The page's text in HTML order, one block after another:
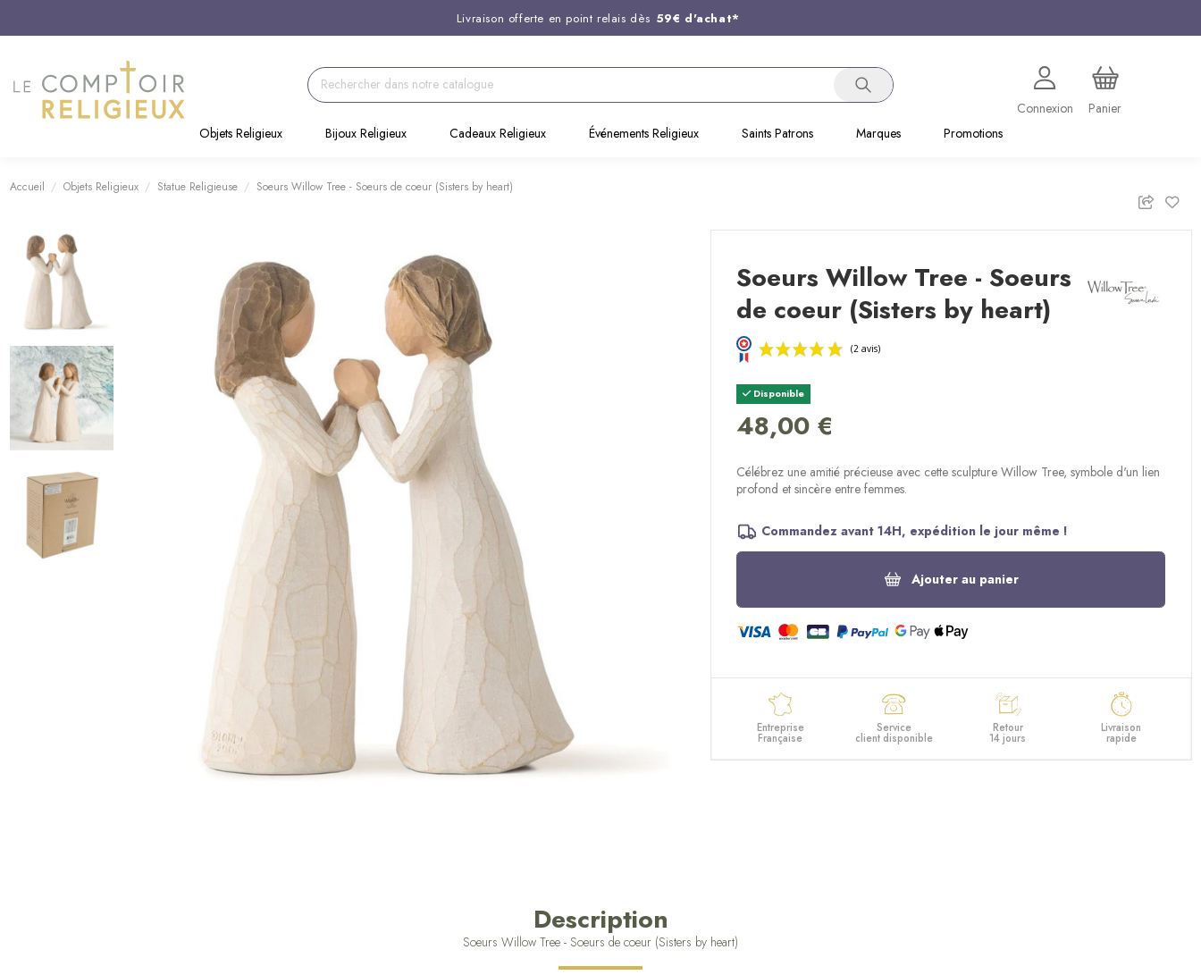
Livraison offerte en point relais dès 59€ d'achat*
Support client disponible au
Commandez avant 14H, expédition le jour même !
Connexion
Panier
Objets Religieux
Bijoux Religieux Cadeaux Religieux Événements Religieux Saints Patrons Marques Promotions
Accueil Objets Religieux Statue Religieuse Soeurs Willow Tree - Soeurs de coeur (Sisters by heart)
Soeurs Willow Tree - Soeurs
de coeur (Sisters by heart)
Disponible
48,00 €
Célébrez une amitié précieuse avec cette sculpture Willow Tree, symbole d'un lien
profond et sincère entre femmes.
Commandez avant 14H, expédition le jour même !
Ajouter au panier
Entreprise
Française
Service
client disponible
Retour
14 jours
Livraison
rapide
Description
Soeurs Willow Tree - Soeurs de coeur (Sisters by heart)